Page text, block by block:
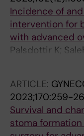
Incidence of
intervention for
with advanced
Palsdottir K;
ARTICLE:
2023;170:259-
Survival and
stoma